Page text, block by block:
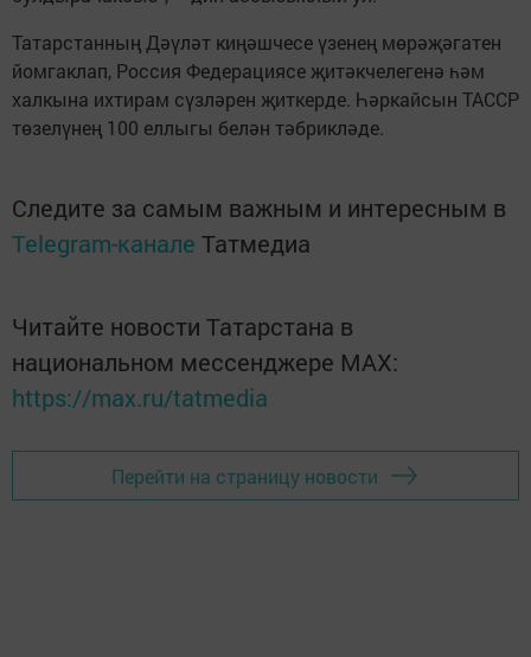
Татарстанның Дәүләт киңәшчесе үзенең мөрәҗәгатен
йомгаклап, Россия Федерациясе җитәкчелегенә һәм
халкына ихтирам сүзләрен җиткерде. Һәркайсын ТАССР
төзелүнең 100 еллыгы белән тәбрикләде.
Следите за самым важным и интересным в
Telegram-канале Татмедиа
Читайте новости Татарстана в
национальном мессенджере MАХ:
https://max.ru/tatmedia
Перейти на страницу новости